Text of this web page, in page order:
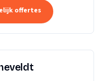
heb al meerdere
offertes